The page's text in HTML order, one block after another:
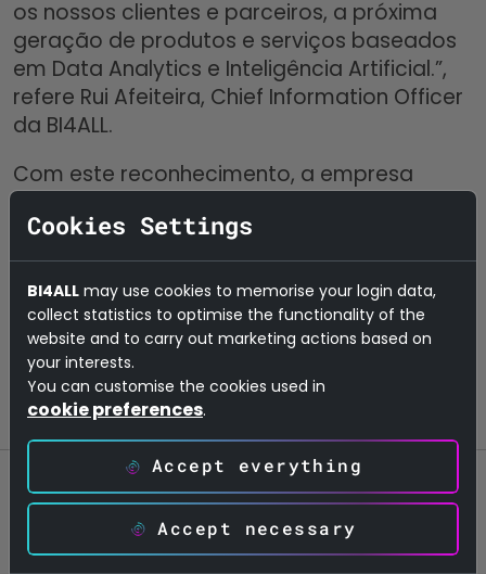
os nossos clientes e parceiros, a próxima
geração de produtos e serviços baseados
em Data Analytics e Inteligência Artificial.”,
refere Rui Afeiteira, Chief Information Officer
da BI4ALL.
Com este reconhecimento, a empresa
reforça a sua posição como referência
nacional e internacional em Data Analytics,
Inteligência Artificial e Transformação
Digital, comprometida em transformar
dados em valor e inovação em resultados.
Partilhar
Cookies Settings
BI4ALL may use cookies to memorise your login data,
collect statistics to optimise the functionality of the
website and to carry out marketing actions based on
your interests.
You can customise the cookies used in
cookie preferences.
Accept everything
Accept necessary